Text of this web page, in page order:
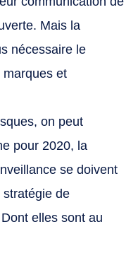
Mais la
nécessaire le
marques et
on peut
pour 2020, la
se doivent
de
elles sont au